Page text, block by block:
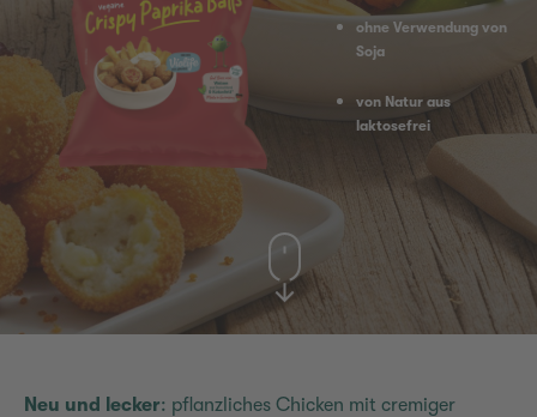
ohne Verwendung von
Soja
von Natur aus
laktosefrei
Neu und lecker: pflanzliches Chicken mit cremiger